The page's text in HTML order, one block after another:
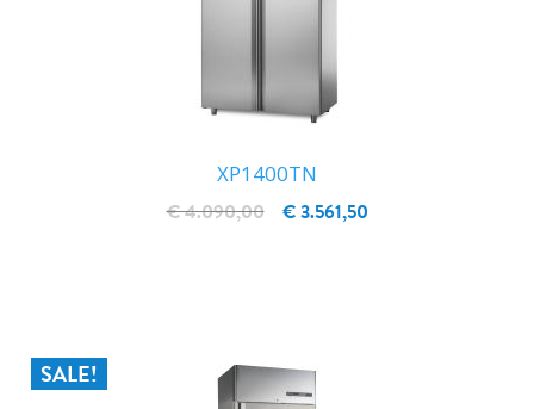
XP1400TN
€ 3.561,50
€ 4.090,00
SALE!